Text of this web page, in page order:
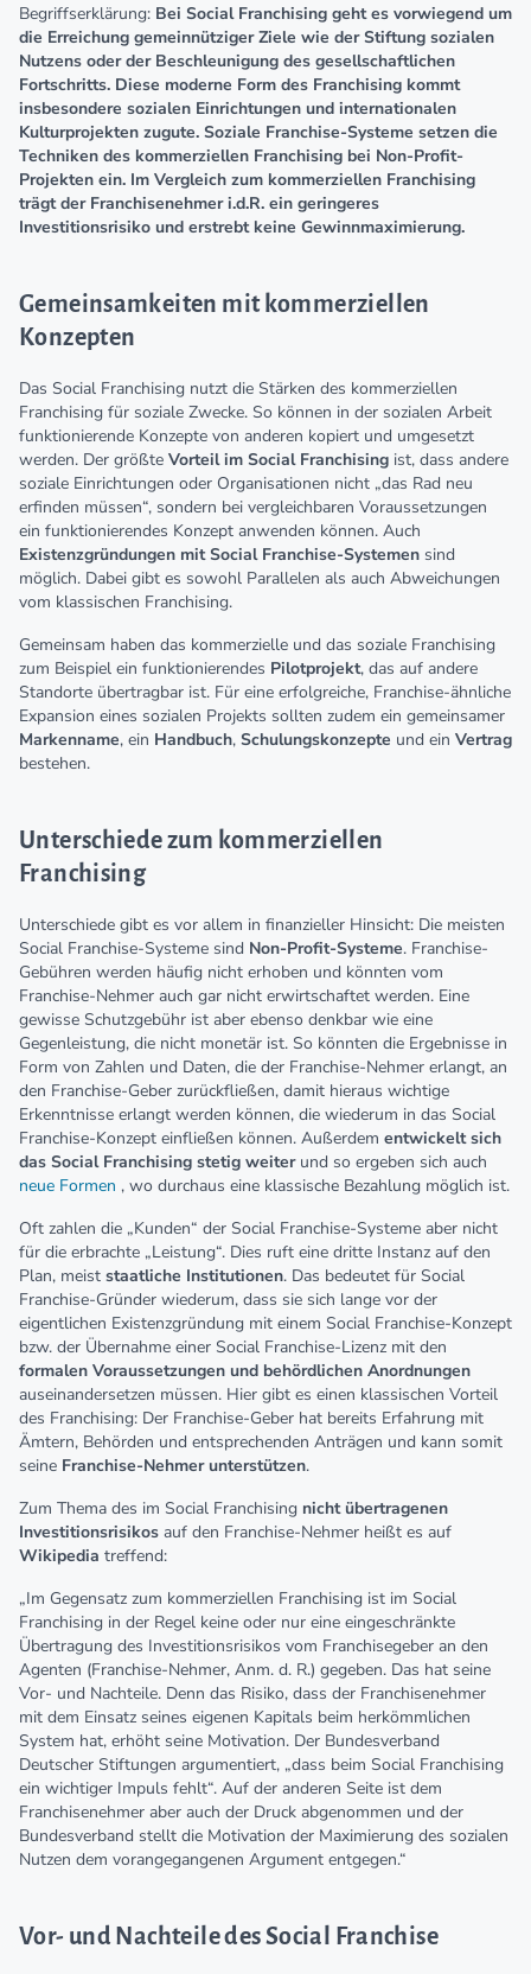
Begriffserklärung: Bei Social Franchising geht es vorwiegend um
die Erreichung gemeinnütziger Ziele wie der Stiftung sozialen
Nutzens oder der Beschleunigung des gesellschaftlichen
Fortschritts. Diese moderne Form des Franchising kommt
insbesondere sozialen Einrichtungen und internationalen
Kulturprojekten zugute. Soziale Franchise-Systeme setzen die
Techniken des kommerziellen Franchising bei Non-Profit-
Projekten ein. Im Vergleich zum kommerziellen Franchising
trägt der Franchisenehmer i.d.R. ein geringeres
Investitionsrisiko und erstrebt keine Gewinnmaximierung.
Gemeinsamkeiten mit kommerziellen
Konzepten
Das Social Franchising nutzt die Stärken des kommerziellen
Franchising für soziale Zwecke. So können in der sozialen Arbeit
funktionierende Konzepte von anderen kopiert und umgesetzt
werden. Der größte Vorteil im Social Franchising ist, dass andere
soziale Einrichtungen oder Organisationen nicht „das Rad neu
erfinden müssen“, sondern bei vergleichbaren Voraussetzungen
ein funktionierendes Konzept anwenden können. Auch
Existenzgründungen mit Social Franchise-Systemen sind
möglich. Dabei gibt es sowohl Parallelen als auch Abweichungen
vom klassischen Franchising.
Gemeinsam haben das kommerzielle und das soziale Franchising
zum Beispiel ein funktionierendes Pilotprojekt, das auf andere
Standorte übertragbar ist. Für eine erfolgreiche, Franchise-ähnliche
Expansion eines sozialen Projekts sollten zudem ein gemeinsamer
Markenname, ein Handbuch, Schulungskonzepte und ein Vertrag
bestehen.
Unterschiede zum kommerziellen
Franchising
Unterschiede gibt es vor allem in finanzieller Hinsicht: Die meisten
Social Franchise-Systeme sind Non-Profit-Systeme. Franchise-
Gebühren werden häufig nicht erhoben und könnten vom
Franchise-Nehmer auch gar nicht erwirtschaftet werden. Eine
gewisse Schutzgebühr ist aber ebenso denkbar wie eine
Gegenleistung, die nicht monetär ist. So könnten die Ergebnisse in
Form von Zahlen und Daten, die der Franchise-Nehmer erlangt, an
den Franchise-Geber zurückfließen, damit hieraus wichtige
Erkenntnisse erlangt werden können, die wiederum in das Social
Franchise-Konzept einfließen können. Außerdem entwickelt sich
das Social Franchising stetig weiterund so ergeben sich auch
neue Formen , wo durchaus eine klassische Bezahlung möglich ist.
Oft zahlen die „Kunden“ der Social Franchise-Systeme aber nicht
für die erbrachte „Leistung“. Dies ruft eine dritte Instanz auf den
Plan, meist staatliche Institutionen. Das bedeutet für Social
Franchise-Gründer wiederum, dass sie sich lange vor der
eigentlichen Existenzgründung mit einem Social Franchise-Konzept
bzw. der Übernahme einer Social Franchise-Lizenz mit den
formalen Voraussetzungen und behördlichen Anordnungen
auseinandersetzen müssen. Hier gibt es einen klassischen Vorteil
des Franchising: Der Franchise-Geber hat bereits Erfahrung mit
Ämtern, Behörden und entsprechenden Anträgen und kann somit
seine Franchise-Nehmer unterstützen.
Zum Thema des im Social Franchising nicht übertragenen
Investitionsrisikos auf den Franchise-Nehmer heißt es auf
Wikipedia treffend:
„Im Gegensatz zum kommerziellen Franchising ist im Social
Franchising in der Regel keine oder nur eine eingeschränkte
Übertragung des Investitionsrisikos vom Franchisegeber an den
Agenten (Franchise-Nehmer, Anm. d. R.) gegeben. Das hat seine
Vor- und Nachteile. Denn das Risiko, dass der Franchisenehmer
mit dem Einsatz seines eigenen Kapitals beim herkömmlichen
System hat, erhöht seine Motivation. Der Bundesverband
Deutscher Stiftungen argumentiert, „dass beim Social Franchising
ein wichtiger Impuls fehlt“. Auf der anderen Seite ist dem
Franchisenehmer aber auch der Druck abgenommen und der
Bundesverband stellt die Motivation der Maximierung des sozialen
Nutzen dem vorangegangenen Argument entgegen.“
Vor- und Nachteile des Social Franchise